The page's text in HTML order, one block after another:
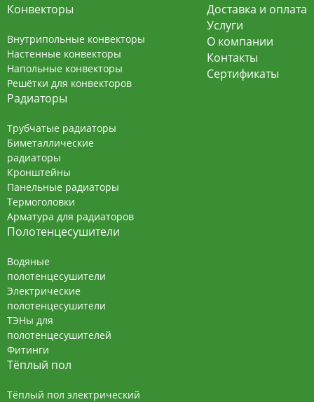
Конвекторы
Внутрипольные конвекторы
Настенные конвекторы
Напольные конвекторы
Решётки для конвекторов
Радиаторы
Трубчатые радиаторы
Биметаллические
радиаторы
Кронштейны
Панельные радиаторы
Термоголовки
Арматура для радиаторов
Полотенцесушители
Водяные
полотенцесушители
Электрические
полотенцесушители
ТЭНы для
полотенцесушителей
Фитинги
Тёплый пол
Тёплый пол электрический
Доставка и оплата
Услуги
О компании
Контакты
Сертификаты